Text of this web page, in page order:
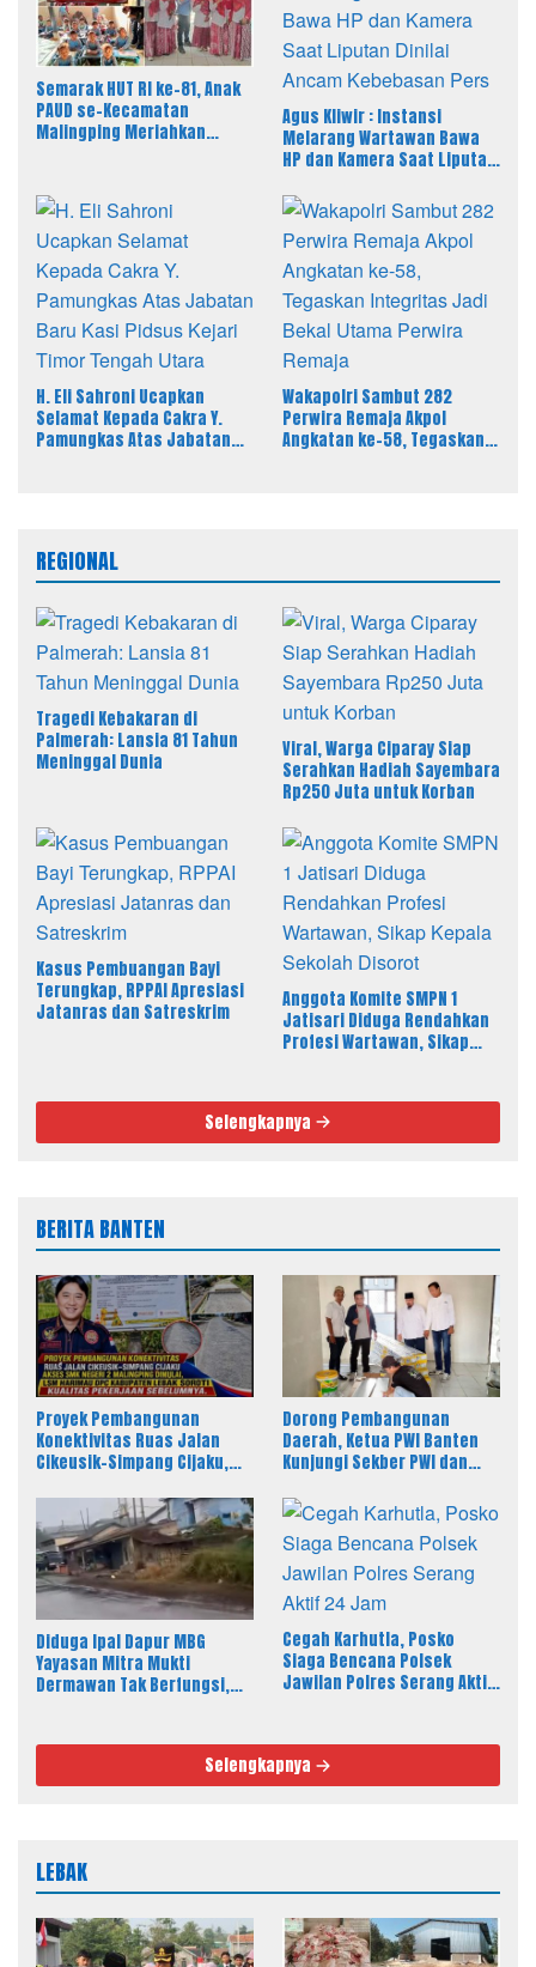
Semarak HUT RI ke-81, Anak
PAUD se-Kecamatan
Malingping Meriahkan
Agus Kliwir : Instansi
Melarang Wartawan Bawa
HP dan Kamera Saat Liputan
Pers
H. Eli Sahroni Ucapkan
Selamat Kepada Cakra Y.
Pamungkas Atas Jabatan
Wakapolri Sambut 282
Perwira Remaja Akpol
Angkatan ke-58, Tegaskan
REGIONAL
Tragedi Kebakaran di
Palmerah: Lansia 81 Tahun
Meninggal Dunia
Viral, Warga Ciparay Siap
Serahkan Hadiah Sayembara
Rp250 Juta untuk Korban
Kasus Pembuangan Bayi
Terungkap, RPPAI Apresiasi
Jatanras dan Satreskrim
Anggota Komite SMPN 1
Jatisari Diduga Rendahkan
Profesi Wartawan, Sikap
Selengkapnya
BERITA BANTEN
Proyek Pembangunan
Konektivitas Ruas Jalan
Cikeusik–Simpang Cijaku,
Lebak Soroti Kualitas
Pekerjaan Sebelumnya
Dorong Pembangunan
Daerah, Ketua PWI Banten
Kunjungi Sekber PWI dan
Diduga Ipal Dapur MBG
Yayasan Mitra Mukti
Dermawan Tak Berfungsi,
Cegah Karhutla, Posko
Siaga Bencana Polsek
Jawilan Polres Serang Aktif
Selengkapnya
LEBAK